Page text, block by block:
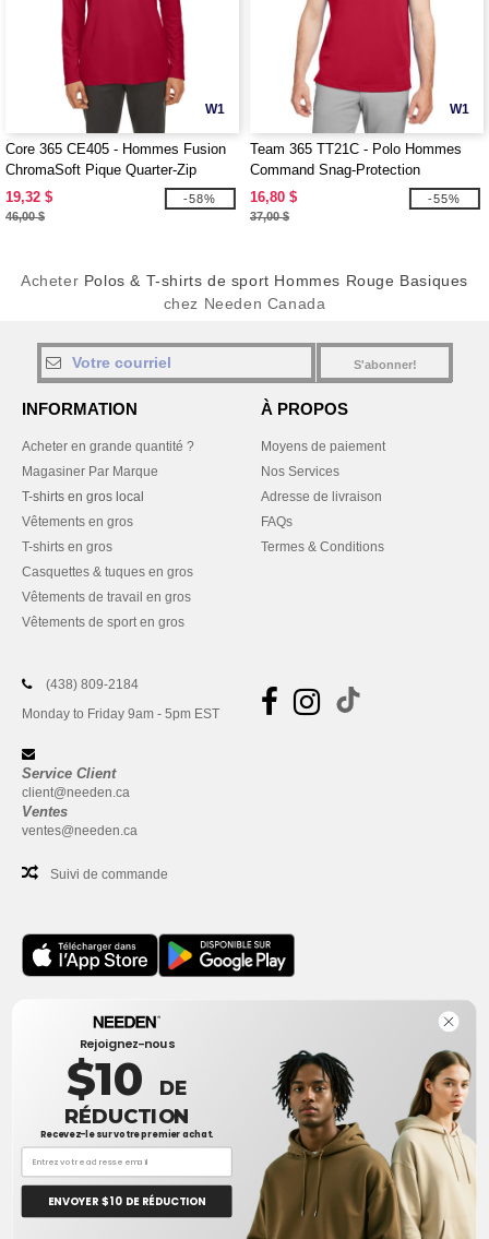
W1
Core 365 CE405 - Hommes Fusion
ChromaSoft Pique Quarter-Zip
19,32 $
46,00 $
-58%
W1
Team 365 TT21C - Polo Hommes
Command Snag-Protection
Colorblock
16,80 $
37,00 $
-55%
Acheter Polos & T-shirts de sport Hommes Rouge Basiques
chez Needen Canada
S'abonner!
INFORMATION
Acheter en grande quantité ?
Magasiner Par Marque
T-shirts en gros local
Vêtements en gros
T-shirts en gros
Casquettes & tuques en gros
Vêtements de travail en gros
Vêtements de sport en gros
À PROPOS
Moyens de paiement
Nos Services
Adresse de livraison
FAQs
Termes & Conditions
(438) 809-2184
Monday to Friday 9am - 5pm EST
Service Client
client@needen.ca
Ventes
ventes@needen.ca
Suivi de commande
Bureau
One Dundas Street West Suite 2500
Toronto, Ontario, M5G 1Z3
Ceci n'est PAS l'adresse de retour. Pour les retours, voir ici
Bureau
1300 rue Sherbrooke Ouest #400
Montreal, Quebec, H3G 1H9
Ceci n'est PAS l'adresse de retour. Pour les retours, voir ici
Bonjour
Rejoignez-nous
$10 DE
RÉDUCTION
Recevez-le sur votre premier achat.
ENVOYER $ 10 DE RÉDUCTION